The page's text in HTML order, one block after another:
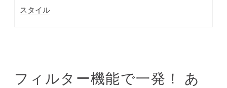
スタイル
フィルター機能で一発！ あ